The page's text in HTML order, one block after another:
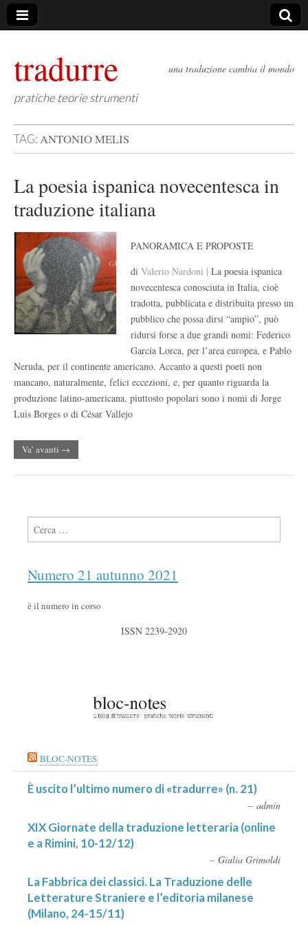
tradurre
pratiche teorie strumenti
una traduzione cambia il mondo
TAG:ANTONIO MELIS
La poesia ispanica novecentesca in
traduzione italiana
PANORAMICA E PROPOSTE
di Valerio Nardoni | La poesia ispanica
novecentesca conosciuta in Italia, cioè
tradotta, pubblicata e distribuita presso un
pubblico che possa dirsi “ampio”, può
ridursi forse a due grandi nomi: Federico
García Lorca, per l’area europea, e Pablo
Neruda, per il continente americano. Accanto a questi poeti non
mancano, naturalmente, felici eccezioni, e, per quanto riguarda la
produzione latino-americana, piuttosto popolari sono i nomi di Jorge
Luis Borges o di César Vallejo
Va’ avanti →
Ricerca per:
Numero 21 autunno 2021
è il numero in corso
ISSN 2239-2920
BLOC-NOTES
È uscito l’ultimo numero di «tradurre» (n. 21)
admin
XIX Giornate della traduzione letteraria (online
e a Rimini, 10-12/12)
Giulia Grimoldi
La Fabbrica dei classici. La Traduzione delle
Letterature Straniere e l’editoria milanese
(Milano, 24-15/11)